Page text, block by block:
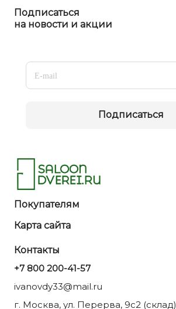
Подписаться
на новости и акции
Подписаться
Покупателям
Карта сайта
Контакты
+7 800 200-41-57
ivanovdy33@mail.ru
г. Москва, ул. Перерва, 9с2 (склад)